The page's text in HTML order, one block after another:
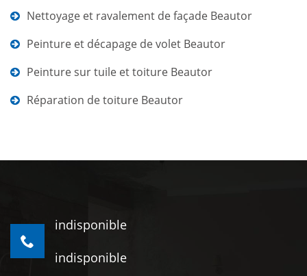
Nettoyage et ravalement de façade Beautor
Peinture et décapage de volet Beautor
Peinture sur tuile et toiture Beautor
Réparation de toiture Beautor
indisponible
indisponible